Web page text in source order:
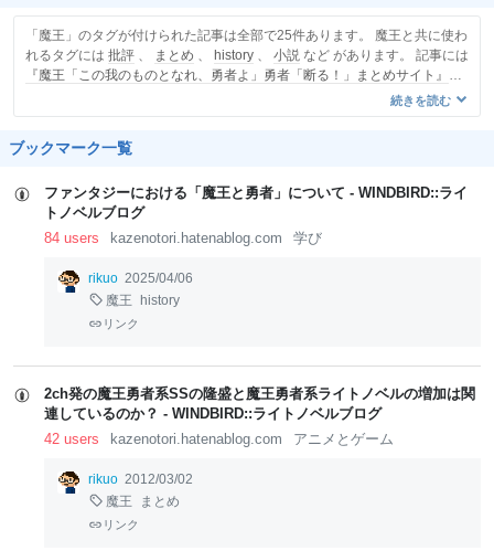
「魔王」のタグが付けられた記事は全部で25件あります。 魔王と共に使わ
れるタグには 批評 、 まとめ 、 history 、 小説
など があります。 記事には
『魔王「この我のものとなれ、勇者よ」勇者「断る！」まとめサイト』 を
続きを読む
ブックマーク一覧
ファンタジーにおける「魔王と勇者」について - WINDBIRD::ライ
トノベルブログ
84 users
kazenotori.hatenablog.com 学び
rikuo 2025/04/06
魔王
history
リンク
2ch発の魔王勇者系SSの隆盛と魔王勇者系ライトノベルの増加は関
連しているのか？ - WINDBIRD::ライトノベルブログ
42 users
kazenotori.hatenablog.com アニメとゲーム
rikuo 2012/03/02
魔王
まとめ
リンク